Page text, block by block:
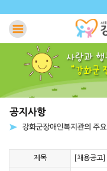
제목 [채용공고